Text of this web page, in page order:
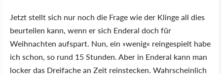
Jetzt stellt sich nur noch die Frage wie der Klinge all dies
beurteilen kann, wenn er sich Enderal doch für
Weihnachten aufspart. Nun, ein »wenig« reingespielt habe
ich schon, so rund 15 Stunden. Aber in Enderal kann man
locker das Dreifache an Zeit reinstecken. Wahrscheinlich